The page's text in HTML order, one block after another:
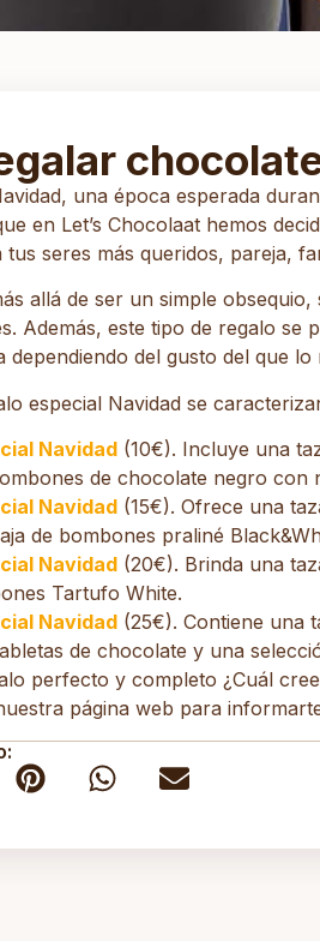
una época esperada
en Let’s Chocolaat hemos
seres más queridos, pareja,
allá de ser un simple
Además, este tipo de regalo se
dependiendo del gusto del que lo
especial Navidad se
Navidad(10€). Incluye una
de chocolate negro con
Navidad(15€). Ofrece una
de bombones praliné
Navidad(20€). Brinda una
Tartufo White.
Navidad(25€). Contiene una
de chocolate y una
perfecto y completo ¿Cuál
página web para